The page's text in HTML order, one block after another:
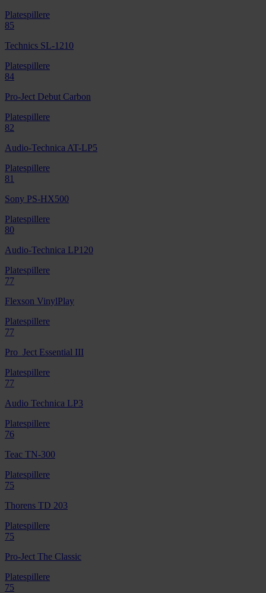
Platespillere
85
Technics SL-1210
Platespillere
84
Pro-Ject Debut Carbon
Platespillere
82
Audio-Technica AT-LP5
Platespillere
81
Sony PS-HX500
Platespillere
80
Audio-Technica LP120
Platespillere
77
Flexson VinylPlay
Platespillere
77
Pro_Ject Essential III
Platespillere
77
Audio Technica LP3
Platespillere
76
Teac TN-300
Platespillere
75
Thorens TD 203
Platespillere
75
Pro-Ject The Classic
Platespillere
75